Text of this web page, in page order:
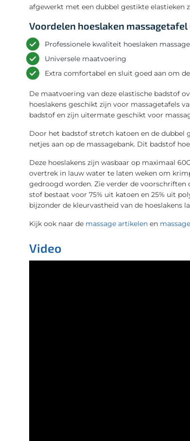
afgewerkt met een dubbel gestikte elastieken
Voordelen hoeslaken massagetafel
Professionele kwaliteit hoeslaken
Universele maatvoering
Extra comfortabel en sluit goed aan om
De maatvoering van deze elastische badstof
hoeslakens geschikt zijn voor massagetafels
badstof en zijn uitermate geschikt voor
Door het badstof stretch katoen en de dubbel
netjes aan op de massagebank. Dit badstof
Deze hoeslakens zijn wasbaar op maximaal
overtrek in lauw water te laten weken om
gedroogd worden. Zie verder de voorschriften
stof bestaat voor 75% uit katoen en 25% uit
bijzonder de kleurvastheid van de hoeslakens
Kijk ook naar de massage artikelen en
Video